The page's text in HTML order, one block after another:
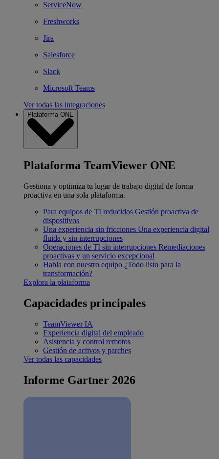
ServiceNow
Freshworks
Jira
Salesforce
Slack
Microsoft Teams
Ver todas las integraciones
Plataforma ONE
Plataforma TeamViewer ONE
Gestiona y optimiza tu lugar de trabajo digital de forma
proactiva en una sola plataforma.
Para equipos de TI reducidos Gestión proactiva de
dispositivos
Una experiencia sin fricciones Una experiencia digital
fluida y sin interrupciones
Operaciones de TI sin interrupciones Remediaciones
proactivas y un servicio excepcional
Habla con nuestro equipo ¿Todo listo para la
transformación?
Explora la plataforma
Capacidades principales
TeamViewer IA
Experiencia digital del empleado
Asistencia y control remotos
Gestión de activos y parches
Ver todas las capacidades
Informe Gartner 2026